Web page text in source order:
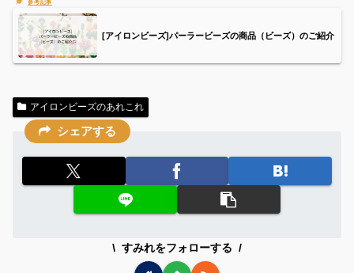
[アイロンビーズ]パーラービーズの商品（ビーズ）のご紹介
アイロンビーズのあれこれ
シェアする
すみれをフォローする